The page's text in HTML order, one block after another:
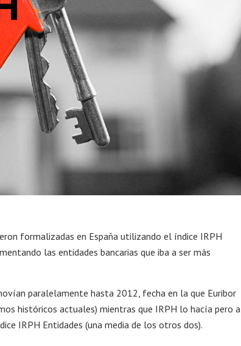
formalizadas en España utilizando el índice IRPH
las entidades bancarias que iba a ser más
paralelamente hasta 2012, fecha en la que Euribor
históricos actuales) mientras que IRPH lo hacía pero a
IRPH Entidades (una media de los otros dos).